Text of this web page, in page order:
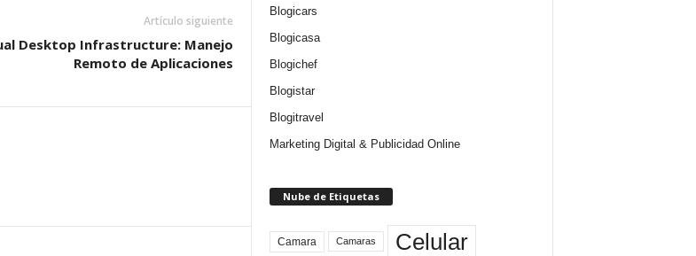
Artículo siguiente
Desktop Infrastructure: Manejo
Remoto de Aplicaciones
Blogicars
Blogicasa
Blogichef
Blogistar
Blogitravel
Marketing Digital & Publicidad Online
Nube de Etiquetas
Camara Camaras Celular